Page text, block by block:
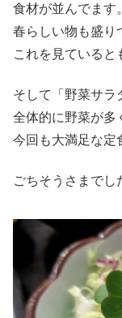
食材が並んでます。
春らしい物も盛り
これを見ていると
そして「野菜サラ
全体的に野菜が多
今回も大満足な定
ごちそうさまでし